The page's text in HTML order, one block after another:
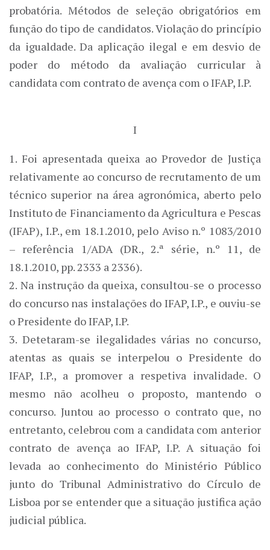
probatória. Métodos de seleção obrigatórios em
função do tipo de candidatos. Violação do princípio
da igualdade. Da aplicação ilegal e em desvio de
poder do método da avaliação curricular à
candidata com contrato de avença com o IFAP, I.P.
I
1. Foi apresentada queixa ao Provedor de Justiça
relativamente ao concurso de recrutamento de um
técnico superior na área agronómica, aberto pelo
Instituto de Financiamento da Agricultura e Pescas
(IFAP), I.P., em 18.1.2010, pelo Aviso n.º 1083/2010
– referência 1/ADA (DR., 2.ª série, n.º 11, de
18.1.2010, pp. 2333 a 2336).
2. Na instrução da queixa, consultou-se o processo
do concurso nas instalações do IFAP, I.P., e ouviu-se
o Presidente do IFAP, I.P.
3. Detetaram-se ilegalidades várias no concurso,
atentas as quais se interpelou o Presidente do
IFAP, I.P., a promover a respetiva invalidade. O
mesmo não acolheu o proposto, mantendo o
concurso. Juntou ao processo o contrato que, no
entretanto, celebrou com a candidata com anterior
contrato de avença ao IFAP, I.P. A situação foi
levada ao conhecimento do Ministério Público
junto do Tribunal Administrativo do Círculo de
Lisboa por se entender que a situação justifica ação
judicial pública.